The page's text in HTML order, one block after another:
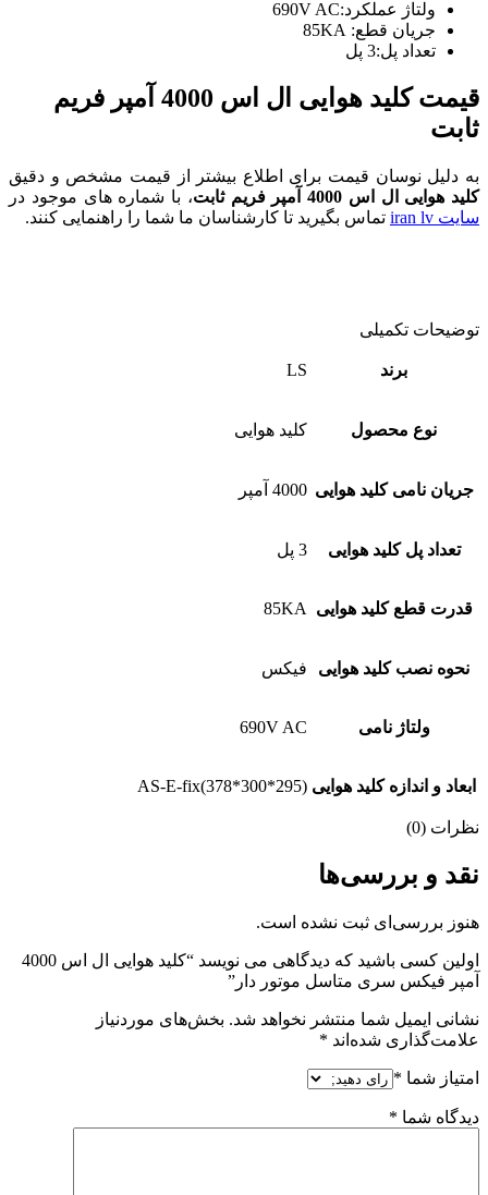
ولتاژ عملکرد:690V AC
جریان قطع: 85KA
تعداد پل:3 پل
قیمت کلید هوایی ال اس 4000 آمپر
فریم
ثابت
به دلیل نوسان قیمت برای اطلاع بیشتر از قیمت مشخص و دقیق
کلید هوایی ال اس 4000 آمپر فریم ثابت
، با شماره های موجود در
سایت iran lv
تماس بگیرید تا کارشناسان ما شما را راهنمایی کنند.
توضیحات تکمیلی
برند LS
نوع محصول کلید هوایی
جریان نامی کلید هوایی 4000 آمپر
تعداد پل کلید هوایی 3 پل
قدرت قطع کلید هوایی 85KA
نحوه نصب کلید هوایی فیکس
ولتاژ نامی 690V AC
ابعاد و اندازه کلید هوایی AS-E-fix(378*300*295)
نظرات (0)
نقد و بررسی‌ها
هنوز بررسی‌ای ثبت نشده است.
اولین کسی باشید که دیدگاهی می نویسد “کلید هوایی ال اس 4000
آمپر فیکس سری متاسل موتور دار”
نشانی ایمیل شما منتشر نخواهد شد. بخش‌های موردنیاز
علامت‌گذاری شده‌اند *
امتیاز شما *
دیدگاه شما *